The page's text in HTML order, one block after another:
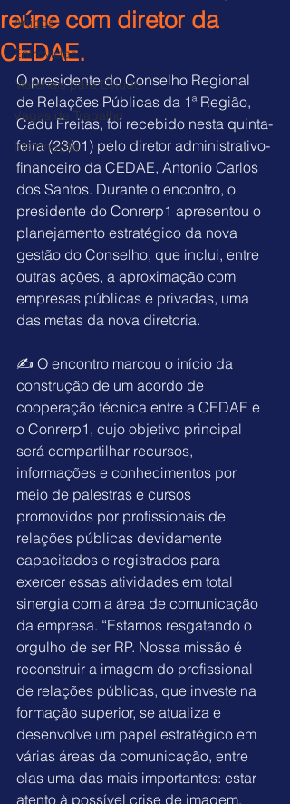
Artigos
Entrevistas
Materiais para Estudo
Vagas de Trabalho
Informação
reúne com diretor da
CEDAE.
O presidente do Conselho Regional
de Relações Públicas da 1ª Região,
Cadu Freitas, foi recebido nesta quinta-
feira (23/01) pelo diretor administrativo-
financeiro da CEDAE, Antonio Carlos
dos Santos. Durante o encontro, o
presidente do Conrerp1 apresentou o
planejamento estratégico da nova
gestão do Conselho, que inclui, entre
outras ações, a aproximação com
empresas públicas e privadas, uma
das metas da nova diretoria.
✍️ O encontro marcou o início da
construção de um acordo de
cooperação técnica entre a CEDAE e
o Conrerp1, cujo objetivo principal
será compartilhar recursos,
informações e conhecimentos por
meio de palestras e cursos
promovidos por profissionais de
relações públicas devidamente
capacitados e registrados para
exercer essas atividades em total
sinergia com a área de comunicação
da empresa. “Estamos resgatando o
orgulho de ser RP. Nossa missão é
reconstruir a imagem do profissional
de relações públicas, que investe na
formação superior, se atualiza e
desenvolve um papel estratégico em
várias áreas da comunicação, entre
elas uma das mais importantes: estar
atento à possível crise de imagem,